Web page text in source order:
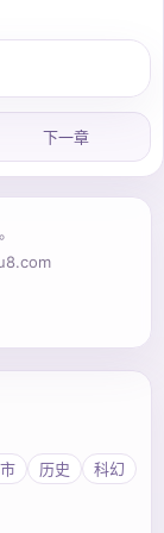
下一章
历史 科幻